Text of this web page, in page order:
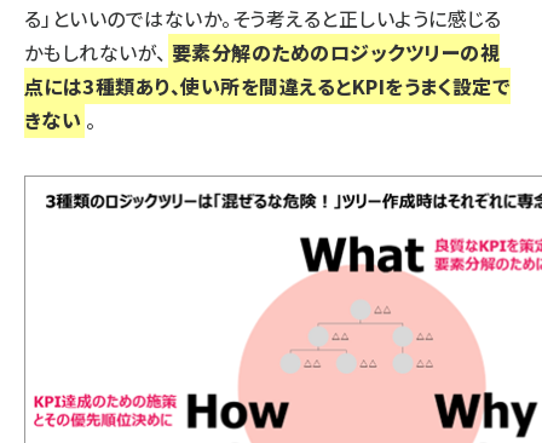
る」といいのではないか。そう考えると正しいように感じる
かもしれないが、 要素分解のためのロジックツリーの視
点には3種類あり、使い所を間違えるとKPIをうまく設定で
きない 。